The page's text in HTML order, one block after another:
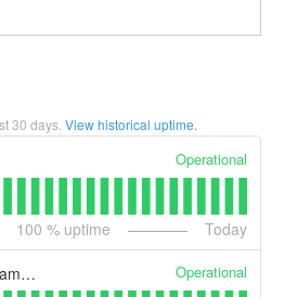
30 days. View historical uptime.
Operational
100 % uptime Today
Management Portal (example) Operational